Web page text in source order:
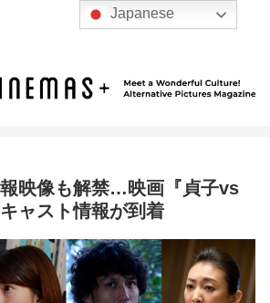
映像も解禁…映画『貞子vs
ャスト情報が到着
Japanese